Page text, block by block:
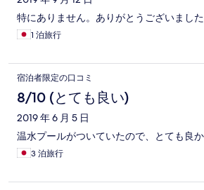
特にありません。ありがとうございました
1 泊旅行
宿泊者限定の口コミ
8/10 (とても良い)
2019 年 6 月 5 日
温水プールがついていたので、とても良
3 泊旅行